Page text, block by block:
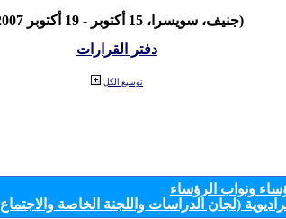
(جنيف، سويسرا، 15 أكتوبر - 19 أكتوبر 2007)
دفتر القرارات
توسيع الكل
ونواب الرؤساء
(لجان الدراسات واللجنة الخاصة